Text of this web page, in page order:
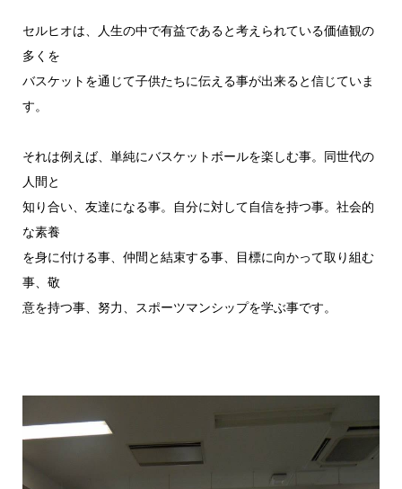
セルヒオは、人生の中で有益であると考えられている価値観の
多くを
バスケットを通じて子供たちに伝える事が出来ると信じていま
す。
それは例えば、単純にバスケットボールを楽しむ事。同世代の
人間と
知り合い、友達になる事。自分に対して自信を持つ事。社会的
な素養
を身に付ける事、仲間と結束する事、目標に向かって取り組む
事、敬
意を持つ事、努力、スポーツマンシップを学ぶ事です。